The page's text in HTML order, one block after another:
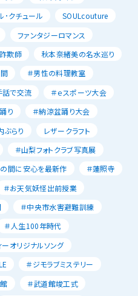
･クチュール
SOULcouture
ファンタジーロマンス
欺師
秋本奈緒美の名水巡り
＃男性の料理教室
話で交流
＃ｅスポーツ大会
り
＃納涼盆踊り大会
ぶらり
レザークラフト
＃山梨フォトクラブ写真展
間に安心を最新作
＃蓮照寺
＃お天気妖怪出前授業
＃中央市水害避難訓練
＃人生100年時代
オリジナルソング
＃ジモラブミステリー
＃武道館竣工式